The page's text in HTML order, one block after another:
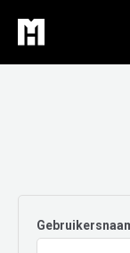
naar
de